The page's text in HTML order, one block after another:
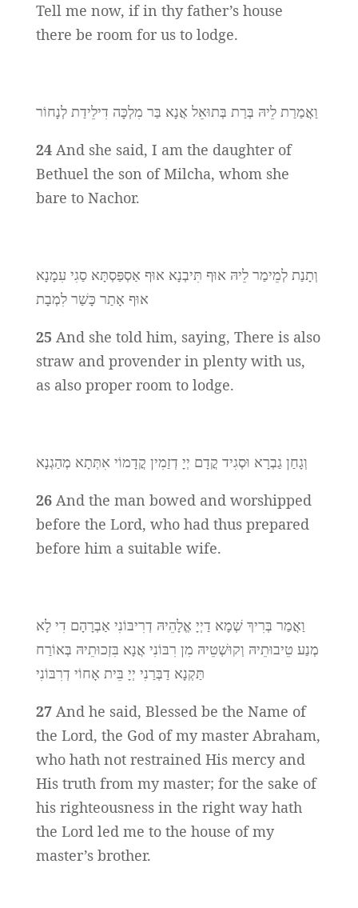
Tell me now, if in thy father’s house
there be room for us to lodge.
וַאֲמַרַת לֵיהּ בְּרַת בְּתוּאֵל אֲנָא בַּר מִלְכָּה דִילֵידַת לְנָחוֹר
24 And she said, I am the daughter of
Bethuel the son of Milcha, whom she
bare to Nachor.
וְתָנַת לְמֵימַר לֵיהּ אוּף תִּיבְנָא אוּף אַסְפַּסְתָּא סַגִי עִמָנָא
אוּף אָתַר כָּשַׁר לִמְבָת
25 And she told him, saying, There is also
straw and provender in plenty with us,
as also proper room to lodge.
וְגָחַן גַבְרָא וּסְגִיד קֳדָם יְיָ דְזַמִין קֳדָמוֹי אִתְּתָא מְהַגְנָא
26 And the man bowed and worshipped
before the Lord, who had thus prepared
before him a suitable wife.
וַאֲמַר בְּרִיךְ שְׁמָא דַיְיָ אֱלָהֵיהּ דְרִיבּוֹנִי אַבְרָהָם דִי לָא
מְנַע טֵיבוּתֵיהּ וְקוּשְׁטֵיהּ מִן רִבּוֹנִי אֲנָא בִּזְכוּתֵיהּ בְּאוֹרַח
תַּקְנָא דַבְּרַנִי יְיָ בֵּית אָחוֹי דְרִבּוֹנִי
27 And he said, Blessed be the Name of
the Lord, the God of my master Abraham,
who hath not restrained His mercy and
His truth from my master; for the sake of
his righteousness in the right way hath
the Lord led me to the house of my
master’s brother.